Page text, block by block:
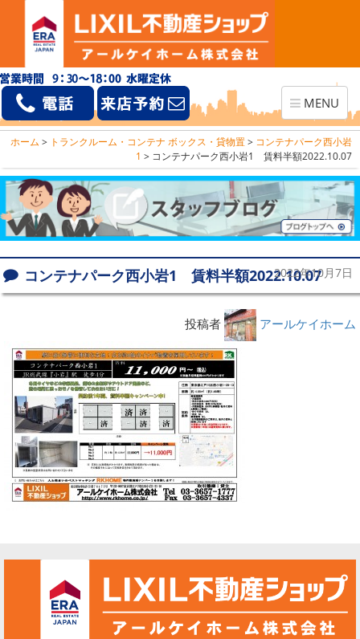
Toggle
navigation
MENU
ホーム > トランクルーム・コンテナ ボックス・貸物置> コンテナパーク西小岩
1 > コンテナパーク西小岩1 賃料半額2022.10.07
コンテナパーク西小岩1 賃料半額2022.10.07
2022年10月7日
投稿者 アールケイホーム